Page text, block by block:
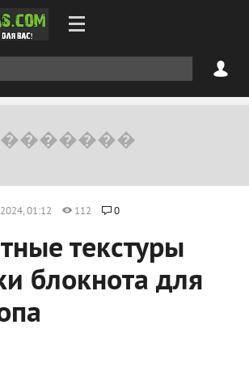
01:12 112 0
текстуры
блокнота для